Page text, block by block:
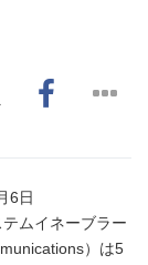
6日
ムイネーブラー
）は5